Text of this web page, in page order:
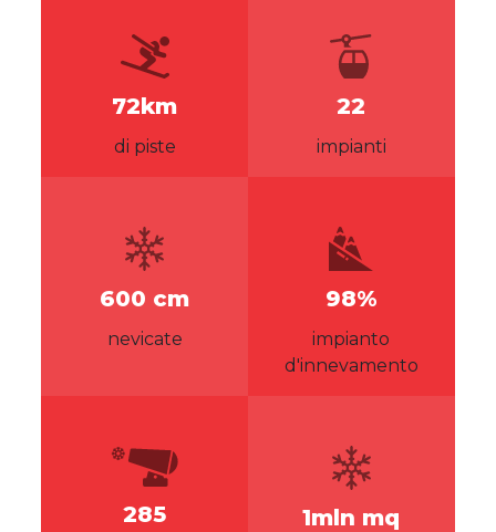
72km
di piste
22
impianti
600 cm
nevicate
98%
impianto
d'innevamento
285 1mln mq